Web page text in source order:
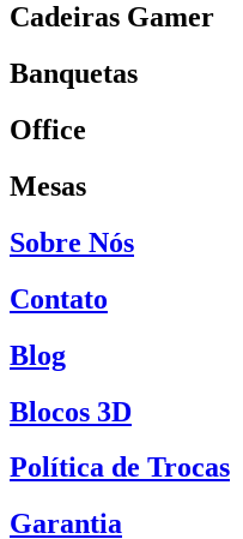
Cadeiras Gamer
Banquetas
Office
Mesas
Sobre Nós
Contato
Blog
Blocos 3D
Política de Trocas
Garantia